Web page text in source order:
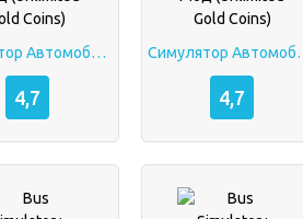
Симулятор Автомобиля 2 Мод (Unlimited Gold Coins)
4,7
Симулятор
4,7